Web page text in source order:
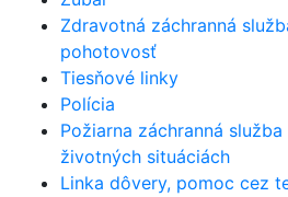
Zdravotná záchranná
pohotovosť
Tiesňové linky
Polícia
Požiarna záchranná
životných situáciách
Linka dôvery, pomoc cez